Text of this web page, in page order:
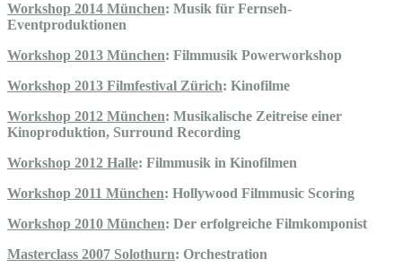
Workshop 2014 München: Musik für Fernseh-
Eventproduktionen
Workshop 2013 München: Filmmusik Powerworkshop
Workshop 2013 Filmfestival Zürich: Kinofilme
Workshop 2012 München: Musikalische Zeitreise einer
Kinoproduktion, Surround Recording
Workshop 2012 Halle: Filmmusik in Kinofilmen
Workshop 2011 München: Hollywood Filmmusic Scoring
Workshop 2010 München: Der erfolgreiche Filmkomponist
Masterclass 2007 Solothurn: Orchestration